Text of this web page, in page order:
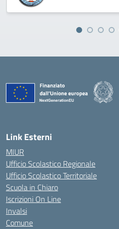
Link Esterni
MIUR
Ufficio Scolastico Regionale
Ufficio Scolastico Territoriale
Scuola in Chiaro
Iscrizioni On Line
Invalsi
Comune